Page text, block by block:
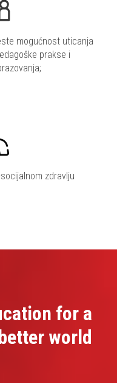
mogućnost uticanja
prakse i
zdravlju
for a
world